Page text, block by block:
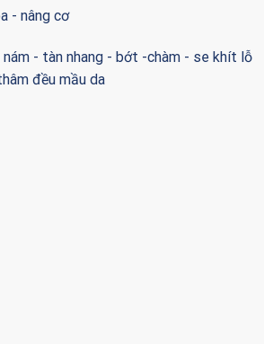
- nâng cơ
- tàn nhang - bớt -chàm - se khít lỗ
đều mầu da